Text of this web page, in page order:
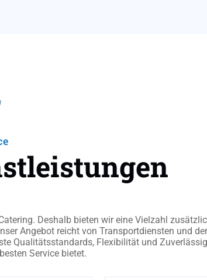
Deshalb bieten wir eine Vielzahl
Angebot reicht von Transportdiensten und
Qualitätsstandards, Flexibilität und
Service bietet.